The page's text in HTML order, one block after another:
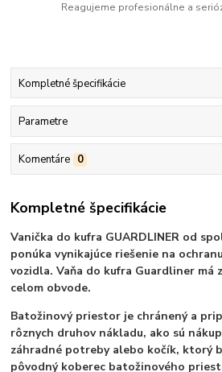
Reagujeme profesionálne a
Kompletné špecifikácie
Parametre
Komentáre 0
Kompletné špecifikácie
Vanička do kufra GUARDLINER od
ponúka vynikajúce riešenie na
vozidla. Vaňa do kufra Guardliner má
celom obvode.
Batožinový priestor je chránený a
rôznych druhov nákladu, ako sú
záhradné potreby alebo kočík, ktorý
pôvodný koberec batožinového